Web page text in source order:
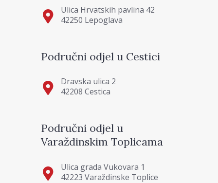
Ulica Hrvatskih pavlina 42
42250 Lepoglava
Područni odjel u Cestici
Dravska ulica 2
42208 Cestica
Područni odjel u
Varaždinskim Toplicama
Ulica grada Vukovara 1
42223 Varaždinske Toplice